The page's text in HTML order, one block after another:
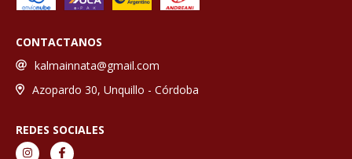
CONTACTANOS
kalmainnata@gmail.com
Azopardo 30, Unquillo - Córdoba
REDES SOCIALES